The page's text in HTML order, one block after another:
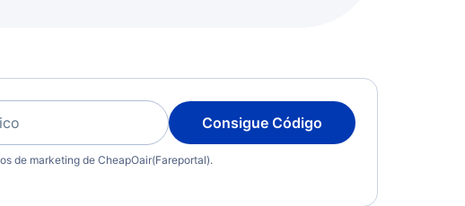
Consigue Código
de marketing de CheapOair(Fareportal).